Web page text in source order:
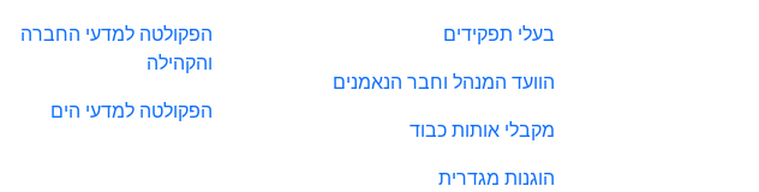
בעלי תפקידים
הוועד המנהל וחבר הנאמנים
מקבלי אותות כבוד
הוגנות מגדרית
הפקולטה למדעי החברה
והקהילה
הפקולטה למדעי הים